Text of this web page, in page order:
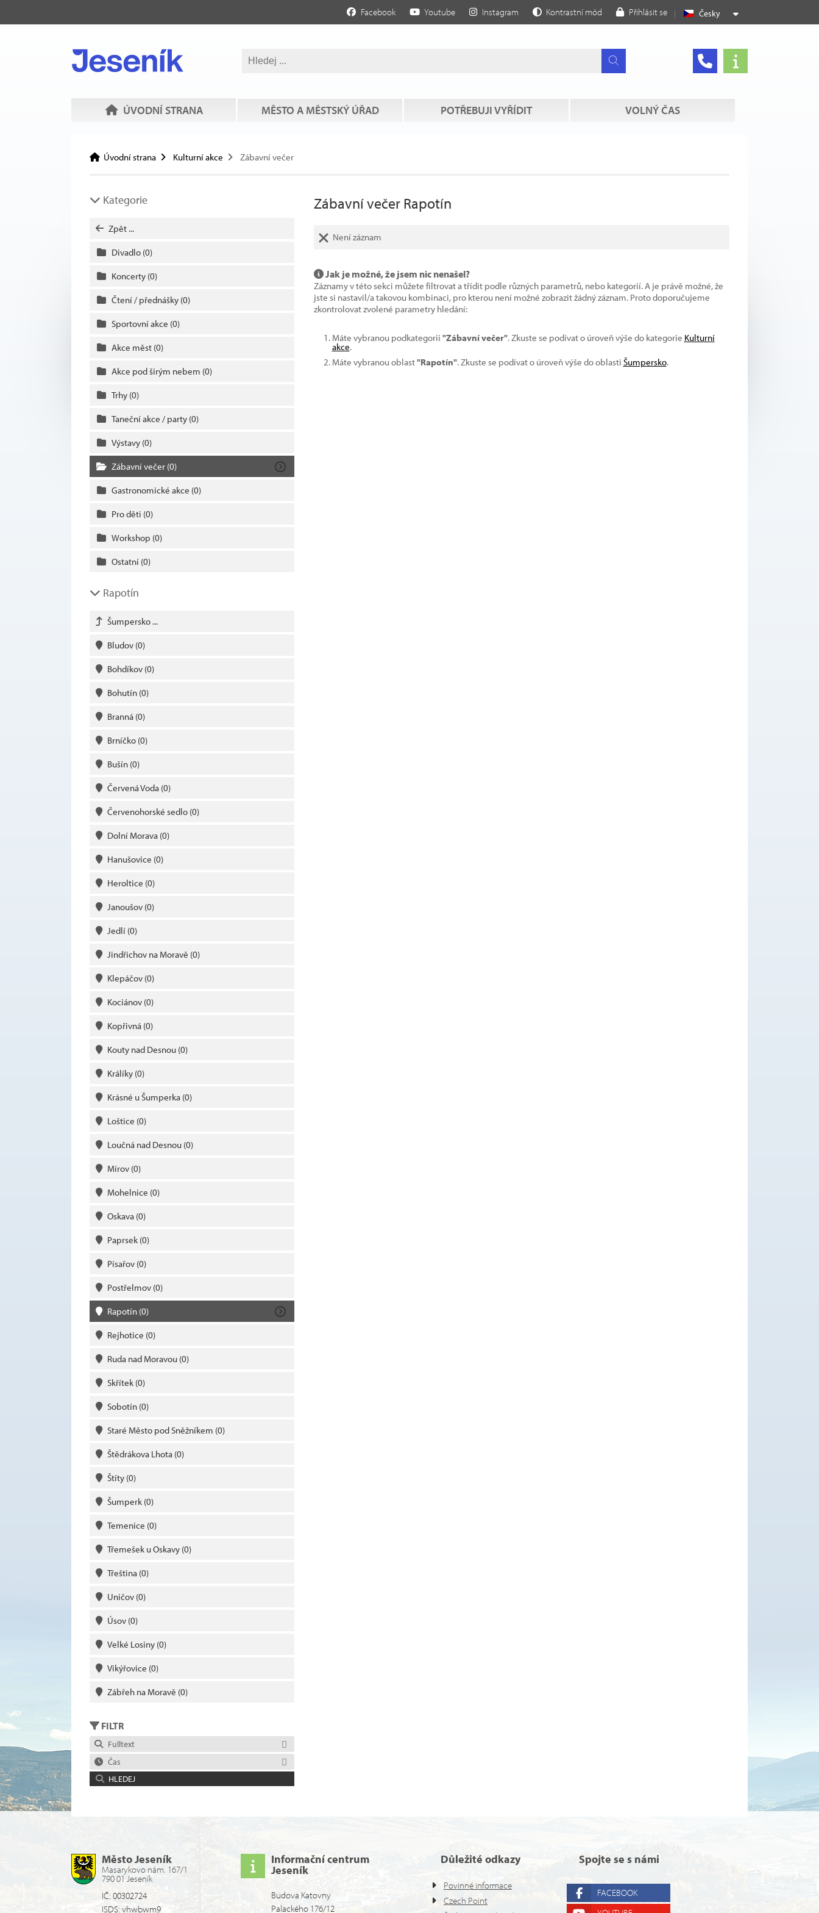
Česky
Facebook Youtube Instagram Kontrastní mód Přihlásit se
ÚVODNÍ STRANA MĚSTO A MĚSTSKÝ ÚŘAD POTŘEBUJI VYŘÍDIT VOLNÝ ČAS
Úvodní strana Kulturní akce Zábavní večer
Kategorie
Zpět ...
Divadlo (0)
Koncerty (0)
Čtení / přednášky (0)
Sportovní akce (0)
Akce měst (0)
Akce pod širým nebem (0)
Trhy (0)
Taneční akce / party (0)
Výstavy (0)
Zábavní večer (0)
Gastronomické akce (0)
Pro děti (0)
Workshop (0)
Ostatní (0)
Rapotín
Šumpersko ...
Bludov (0)
Bohdíkov (0)
Bohutín (0)
Branná (0)
Brníčko (0)
Bušín (0)
Červená Voda (0)
Červenohorské sedlo (0)
Dolní Morava (0)
Hanušovice (0)
Heroltice (0)
Janoušov (0)
Jedlí (0)
Jindřichov na Moravě (0)
Klepáčov (0)
Kociánov (0)
Kopřivná (0)
Kouty nad Desnou (0)
Králíky (0)
Krásné u Šumperka (0)
Loštice (0)
Loučná nad Desnou (0)
Mírov (0)
Mohelnice (0)
Oskava (0)
Paprsek (0)
Písařov (0)
Postřelmov (0)
Rapotín (0)
Rejhotice (0)
Ruda nad Moravou (0)
Skřítek (0)
Sobotín (0)
Staré Město pod Sněžníkem (0)
Štědrákova Lhota (0)
Štíty (0)
Šumperk (0)
Temenice (0)
Třemešek u Oskavy (0)
Třeština (0)
Uničov (0)
Úsov (0)
Velké Losiny (0)
Vikýřovice (0)
Zábřeh na Moravě (0)
FILTR
Fulltext
Čas
HLEDEJ
Zábavní večer Rapotín
Není záznam
Jak je možné, že jsem nic nenašel?
Záznamy v této sekci můžete filtrovat a třídit podle různých parametrů, nebo kategorií. A je právě možné, že
jste si nastavil/a takovou kombinaci, pro kterou není možné zobrazit žádný záznam. Proto doporučujeme
zkontrolovat zvolené parametry hledání:
Máte vybranou podkategorii "Zábavní večer". Zkuste se podívat o úroveň výše do kategorie Kulturní
akce.
Máte vybranou oblast"Rapotín". Zkuste se podívat o úroveň výše do oblasti Šumpersko.
Město Jeseník
Masarykovo nám. 167/1
790 01 Jeseník
IČ: 00302724
ISDS: vhwbwm9
Informační centrum
Jeseník
Budova Katovny
Palackého 176/12
Důležité odkazy
Povinné informace
Czech Point
Spojte se s námi
FACEBOOK